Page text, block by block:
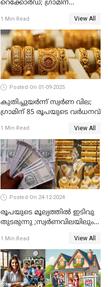
റെക്കോർഡ്; ഗ്രാമിന്
രൂപ മാത്രം കുറവ്
1 Min Read View All
Posted On 01-09-2025
കുതിച്ചുയർന്ന് സ്വർണ വില;
ഗ്രാമിന് 85 രൂപയുടെ വർധനവ്
1 Min Read View All
Posted On 24-12-2024
രൂപയുടെ മൂല്യത്തില്‍ ഇടിവു
തുടരുന്നു ;സ്വര്‍ണവിലയിലും
1 Min Read View All